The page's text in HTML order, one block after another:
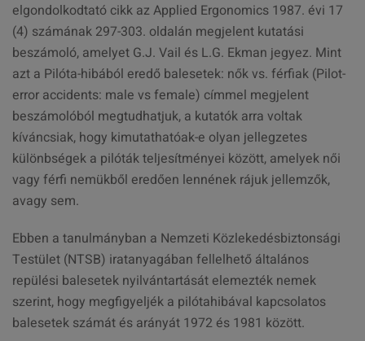
elgondolkodtató cikk az Applied Ergonomics 1987. évi 17
(4) számának 297-303. oldalán megjelent kutatási
beszámoló, amelyet G.J. Vail és L.G. Ekman jegyez. Mint
azt a Pilóta-hibából eredő balesetek: nők vs. férfiak (Pilot-
error accidents: male vs female) címmel megjelent
beszámolóból megtudhatjuk, a kutatók arra voltak
kíváncsiak, hogy kimutathatóak-e olyan jellegzetes
különbségek a pilóták teljesítményei között, amelyek női
vagy férfi nemükből eredően lennének rájuk jellemzők,
avagy sem.
Ebben a tanulmányban a Nemzeti Közlekedésbiztonsági
Testület (NTSB) iratanyagában fellelhető általános
repülési balesetek nyilvántartását elemezték nemek
szerint, hogy megfigyeljék a pilótahibával kapcsolatos
balesetek számát és arányát 1972 és 1981 között.